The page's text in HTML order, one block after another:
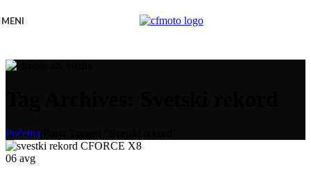
MENI
Početna
06 avg